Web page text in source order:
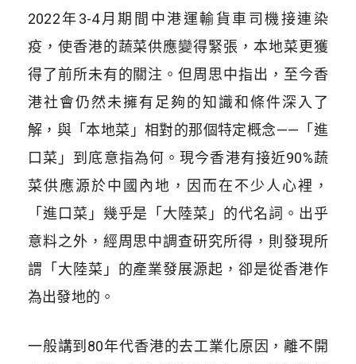
2022年3-4月期間中港運輸貨車司機接連染
疫，使香港的蔬菜供應變得緊張，本地菜更獲
得了前所未有的關注。但周思中指出，至今香
港社會仍然未擁有足夠的知識和條件深入了
解，與「本地菜」相對的那個特定概念——「進
口菜」到底意指為何。現今香港有接近90%蔬
菜供應源於中國內地，因而在不少人心裡，
「進口菜」幾乎是「大陸菜」的代名詞。出乎
意料之外，經周思中調查研究所得，則發現所
謂「大陸菜」的產業發展源起，卻是從香港作
為出發地的。
一般講到80年代香港的去工業化原因，離不開